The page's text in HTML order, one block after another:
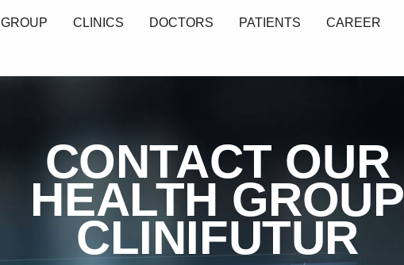
GROUP CLINICS DOCTORS PATIENTS CAREER
CONTACT OUR
HEALTH GROUP
CLINIFUTUR